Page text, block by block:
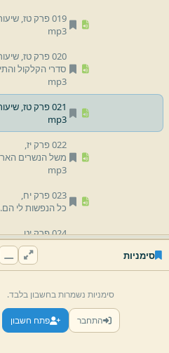
019 פרק טז,
mp3
020 פרק טז,
סדרי הקלקול והתיקון
mp3
021 פרק טז,
mp3
022 פרק יז,
משל הנשרים
mp3
023 פרק יח,
כל הנפשות לי הם.
024 פרק יט,
קינת משל הלביאה והכפירים
mp3
026 פרק כ,
שיעור
סימניות
סימניות נשמרות בחשבון בלבד.
התחבר פתח חשבון